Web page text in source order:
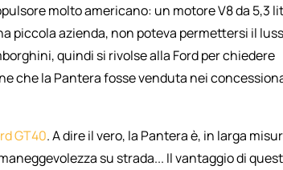
molto americano: un motore V8 da 5,3
piccola azienda, non poteva permettersi il
quindi si rivolse alla Ford per chiedere
che la Pantera fosse venduta nei
GT40. A dire il vero, la Pantera è, in larga
su strada... Il vantaggio di